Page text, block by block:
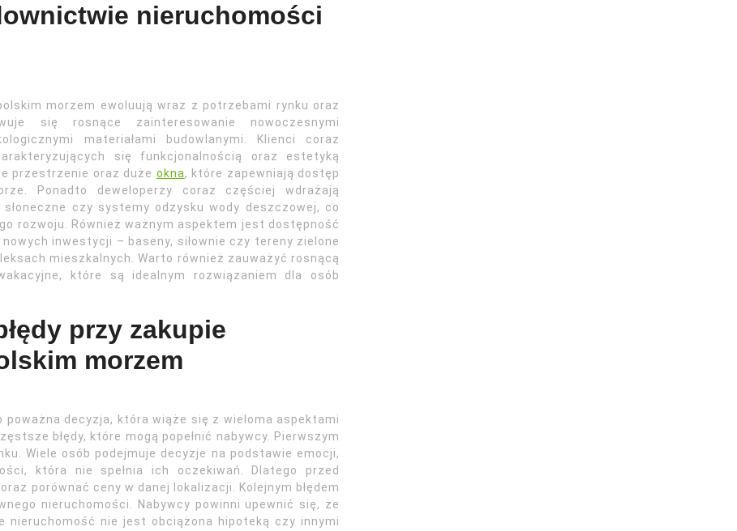
nieruchomości
morzem ewoluują wraz z potrzebami rynku oraz
się rosnące zainteresowanie nowoczesnymi
materiałami budowlanymi. Klienci coraz
się funkcjonalnością oraz estetyką
przestrzenie oraz duże okna, które zapewniają dostęp
Ponadto deweloperzy coraz częściej wdrażają
czy systemy odzysku wody deszczowej, co
rozwoju. Również ważnym aspektem jest dostępność
inwestycji – baseny, siłownie czy tereny zielone
mieszkalnych. Warto również zauważyć rosnącą
które są idealnym rozwiązaniem dla osób
przy zakupie
morzem
decyzja, która wiąże się z wieloma aspektami
błędy, które mogą popełnić nabywcy. Pierwszym
Wiele osób podejmuje decyzje na podstawie emocji,
która nie spełnia ich oczekiwań. Dlatego przed
porównać ceny w danej lokalizacji. Kolejnym błędem
nieruchomości. Nabywcy powinni upewnić się, że
nieruchomość nie jest obciążona hipoteką czy innymi